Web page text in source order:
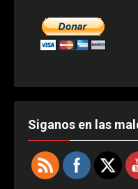
Siganos en las